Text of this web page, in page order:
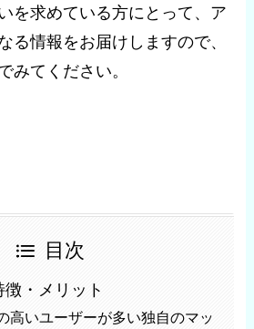
を求めている方にとって、ア
る情報をお届けしますので、
みてください。
目次
・メリット
高いユーザーが多い独自のマッ